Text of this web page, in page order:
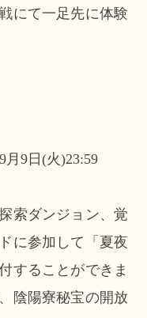
にて一足先に体験
9日(火)23:59
索ダンジョン、覚
に参加して「夏夜
することができま
陰陽寮秘宝の開放